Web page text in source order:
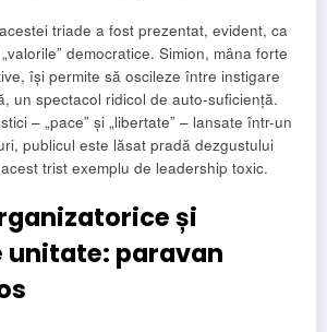
triade a fost prezentat, evident, ca
democratice. Simion, mâna forte
își permite să oscileze între instigare
un spectacol ridicol de auto-suficiență.
– „pace” și „libertate” – lansate într-un
publicul este lăsat pradă dezgustului
trist exemplu de leadership toxic.
și
unitate: paravan